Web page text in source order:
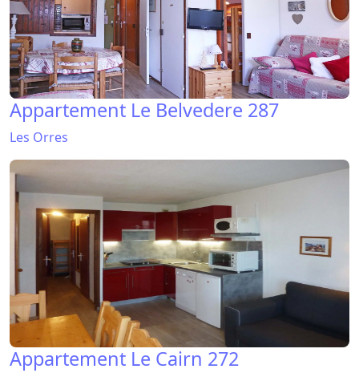
Appartement Le Belvedere 287
Les Orres
Appartement Le Cairn 272